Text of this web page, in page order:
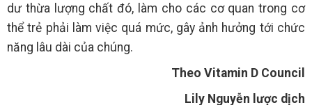
dư thừa lượng chất đó, làm cho các cơ quan trong cơ
thể trẻ phải làm việc quá mức, gây ảnh hưởng tới chức
năng lâu dài của chúng.
Theo Vitamin D Council
Lily Nguyễn lược dịch